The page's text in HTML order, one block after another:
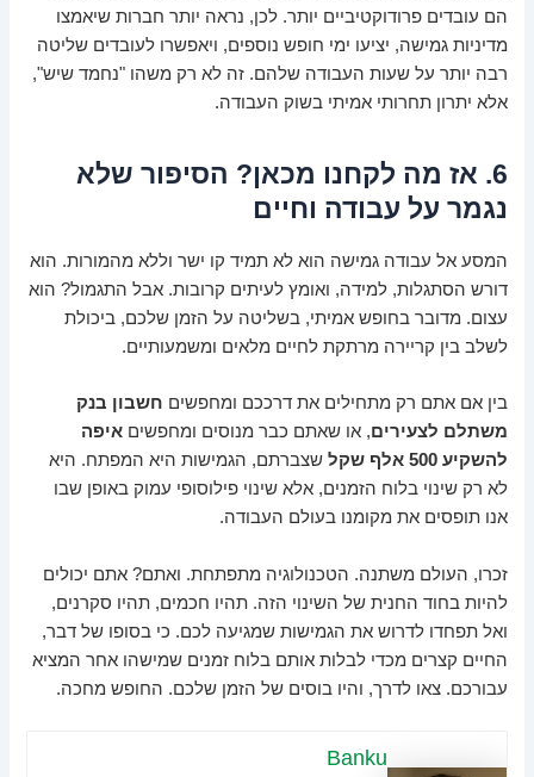
הם עובדים פרודוקטיביים יותר. לכן, נראה יותר חברות שיאמצו
מדיניות גמישה, יציעו ימי חופש נוספים, ויאפשרו לעובדים שליטה
רבה יותר על שעות העבודה שלהם. זה לא רק משהו "נחמד שיש",
אלא יתרון תחרותי אמיתי בשוק העבודה.
6. אז מה לקחנו מכאן? הסיפור שלא
נגמר על עבודה וחיים
המסע אל עבודה גמישה הוא לא תמיד קו ישר וללא מהמורות. הוא
דורש הסתגלות, למידה, ואומץ לעיתים קרובות. אבל התגמול? הוא
עצום. מדובר בחופש אמיתי, בשליטה על הזמן שלכם, ביכולת
לשלב בין קריירה מרתקת לחיים מלאים ומשמעותיים.
בין אם אתם רק מתחילים את דרככם ומחפשים חשבון בנק
משתלם לצעירים, או שאתם כבר מנוסים ומחפשיםאיפה
להשקיע 500 אלף שקל
שצברתם, הגמישות היא המפתח. היא
לא רק שינוי בלוח הזמנים, אלא שינוי פילוסופי עמוק באופן שבו
אנו תופסים את מקומנו בעולם העבודה.
זכרו, העולם משתנה. הטכנולוגיה מתפתחת. ואתם? אתם יכולים
להיות בחוד החנית של השינוי הזה. תהיו חכמים, תהיו סקרנים,
ואל תפחדו לדרוש את הגמישות שמגיעה לכם. כי בסופו של דבר,
החיים קצרים מכדי לבלות אותם בלוח זמנים שמישהו אחר המציא
עבורכם. צאו לדרך, והיו בוסים של הזמן שלכם. החופש מחכה.
Banku